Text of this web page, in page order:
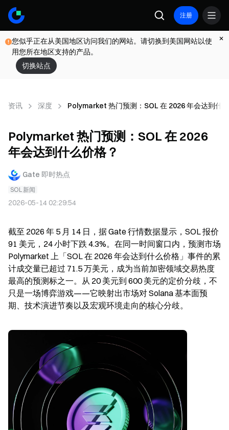
注册
您似乎正在从美国地区访问我们的网站。请切换到美国网站以使
用您所在地区支持的产品。
切换站点
资讯 深度 Polymarket 热门预测：SOL 在 2026 年会达到什
Polymarket 热门预测：SOL 在 2026
年会达到什么价格？
Gate 即时热点
SOL 新闻
2026-05-14 02:29:54
截至 2026 年 5 月 14 日，据 Gate 行情数据显示，SOL 报价
91 美元，24 小时下跌 4.3%。在同一时间窗口内，预测市场
Polymarket 上「SOL 在 2026 年会达到什么价格」事件的累
计成交量已超过 71.5 万美元，成为当前加密领域交易热度
最高的预测标之一。从 20 美元到 600 美元的定价分歧，不
只是一场博弈游戏——它映射出市场对 Solana 基本面预
期、技术演进节奏以及宏观环境走向的核心分歧。